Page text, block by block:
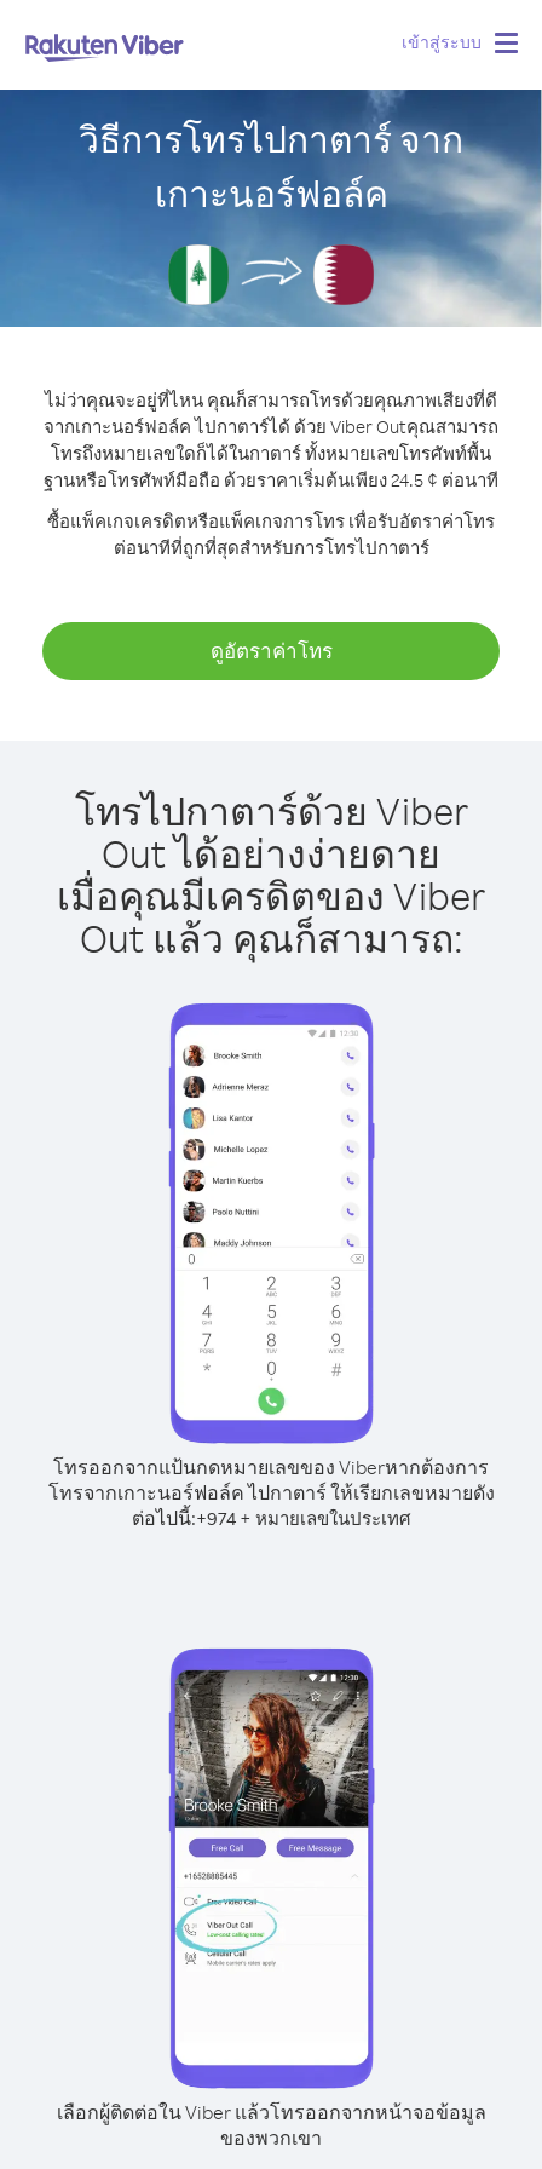
เข้าสู่ระบบ
วิธีการโทรไปกาตาร์ จาก
เกาะนอร์ฟอล์ค
ไม่ว่าคุณจะอยู่ที่ไหน คุณก็สามารถโทรด้วยคุณภาพเสียงที่ดี
จากเกาะนอร์ฟอล์ค ไปกาตาร์ได้ ด้วย Viber Outคุณสามารถ
โทรถึงหมายเลขใดก็ได้ในกาตาร์ ทั้งหมายเลขโทรศัพท์พื้น
ฐานหรือโทรศัพท์มือถือ ด้วยราคาเริ่มต้นเพียง 24.5 ¢ ต่อนาที
ซื้อแพ็คเกจเครดิตหรือแพ็คเกจการโทร เพื่อรับอัตราค่าโทร
ต่อนาทีที่ถูกที่สุดสำหรับการโทรไปกาตาร์
ดูอัตราค่าโทร
โทรไปกาตาร์ด้วย Viber
Out ได้อย่างง่ายดาย
เมื่อคุณมีเครดิตของ Viber
Out แล้ว คุณก็สามารถ:
โทรออกจากแป้นกดหมายเลขของ Viberหากต้องการ
โทรจากเกาะนอร์ฟอล์ค ไปกาตาร์ ให้เรียกเลขหมายดัง
ต่อไปนี้:+974+ หมายเลขในประเทศ
เลือกผู้ติดต่อใน Viber แล้วโทรออกจากหน้าจอข้อมูล
ของพวกเขา